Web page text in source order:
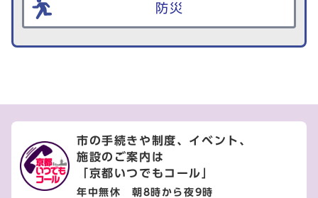
防災
市の手続きや制度、イベント、
施設のご案内は
「京都いつでもコール」
年中無休 朝8時から夜9時